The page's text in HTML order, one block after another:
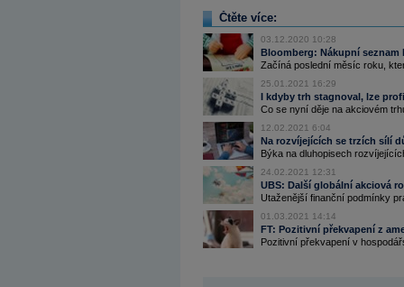
Čtěte více:
03.12.2020 10:28
Bloomberg: Nákupní seznam
Začíná poslední měsíc roku,
25.01.2021 16:29
I kdyby trh stagnoval, lze
Co se nyní děje na akciovém
12.02.2021 6:04
Na rozvíjejících se trzích sílí
Býka na dluhopisech
24.02.2021 12:31
UBS: Další globální akciová
Utaženější finanční podmínky
01.03.2021 14:14
FT: Pozitivní překvapení z
Pozitivní překvapení v